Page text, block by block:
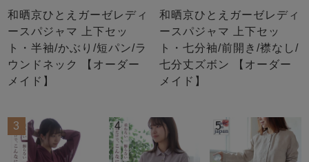
和晒京ひとえガーゼレディ
ースパジャマ 上下セッ
ト・半袖/かぶり/短パン/ラ
ウンドネック 【オーダー
メイド】
和晒京ひとえガーゼレディ
ースパジャマ 上下セッ
ト・七分袖/前開き/襟なし/
七分丈ズボン 【オーダー
メイド】
3 4 5